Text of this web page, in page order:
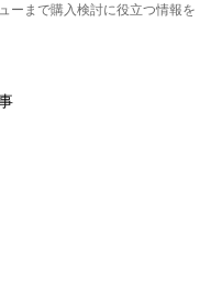
ーまで購入検討に役立つ情報を